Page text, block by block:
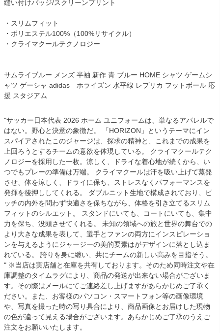
縫い付けバッジ/スクリーンプリント
・スリムフィット
・ポリエステル100%（100%リサイクル）
・クライマクールテクノロジー
サムライブルー メンズ 半袖 新作 青 ブルー HOME シャツ ゲームシ
ャツ ゲーシャ adidas ホライズン 水平線 レプリカ フットボール 応
援 スタジアム
"サッカー日本代表 2026 ホーム ユニフォームは、単なるアパレルで
はない。野心と決意の象徴だ。 「HORIZON」というテーマにイン
スパイアされたこのジャージは、探求の精神と、これまでの成果を
上回ろうとするチームの意欲を体現している。 クライマクールテク
ノロジーを採用した一枚。涼しく、ドライな着心地が続くから、い
つでもプレーの準備は万端。 クライマクールは汗を吸い上げて蒸発
させ、体を涼しく、ドライに保ち、ストレスなくパフォーマンスを
発揮を後押ししてくれる。 ダブルニット生地で構成されており、ピ
ッチの内外を問わず快適さを保ちながら、体格を引き立てるスリム
フィットのシルエット。 スタンドにいても、コートにいても、集中
力を保ち、没頭させてくれる。 未知の領域への旅と世界の舞台での
より大きな成果を表して、選手とファンの両方にインスピレーショ
ンを与えるようにジャージーの美的要素はがデザインに落とし込ま
れている。 誇りを身に纏い、共にチームの新しい高みを目指そう。
" ※当店は実店舗と在庫を共有しております。そのため同時注文や在
庫調整のタイムラグにより、商品の発送が出来ない場合がございま
す。その際はメールにてご連絡差し上げますがあらかじめご了承く
ださい。また、お客様のパソコン・スマートフォン等の画像環境
や、写真を撮った時の写り具合により、商品画像とお届けした現物
の色が違って見える場合がございます。あらかじめご了承のうえご
注文をお願いいたします。